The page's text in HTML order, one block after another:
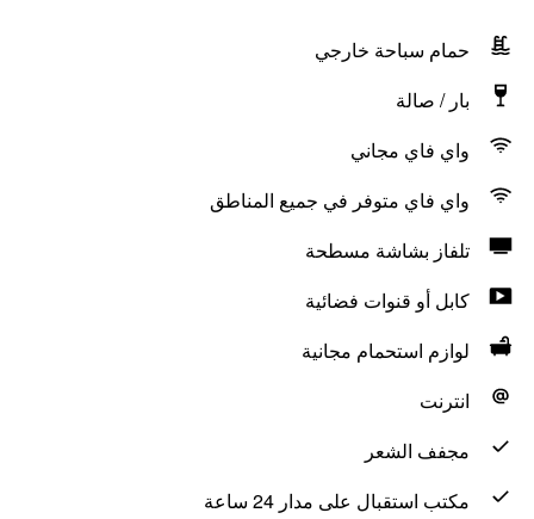
حمام سباحة خارجي
بار / صالة
واي فاي مجاني
واي فاي متوفر في جميع المناطق
تلفاز بشاشة مسطحة
كابل أو قنوات فضائية
لوازم استحمام مجانية
انترنت
مجفف الشعر
مكتب استقبال على مدار 24 ساعة